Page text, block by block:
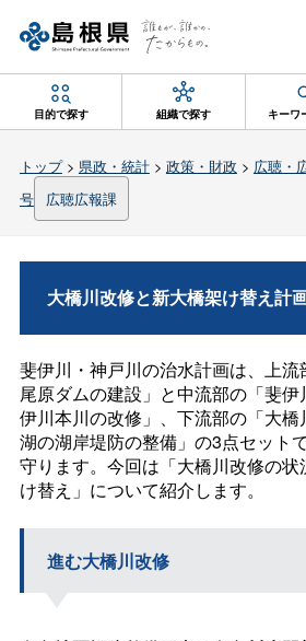
目的で探す 組織で探す キーワ
トップ> 県政・統計> 政策・財政 > 広聴・
号
広聴広報課
大橋川改修と新大橋架け替え計
斐伊川・神戸川の治水計画は、上流
尾原ダムの建設」と中流部の「斐
伊川本川の改修」、下流部の「大
湖の湖岸堤防の整備」の3点セット
守ります。今回は「大橋川改修の
け替え」について紹介します。
進む大橋川改修